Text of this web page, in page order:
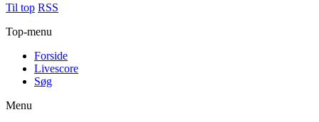
Til top RSS
Top-menu
Forside
Livescore
Søg
Menu